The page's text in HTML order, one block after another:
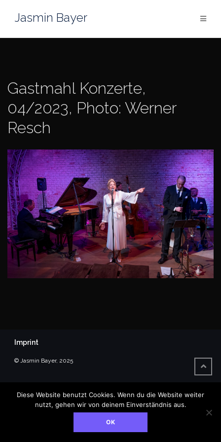
Jasmin Bayer
Gastmahl Konzerte,
04/2023, Photo: Werner
Resch
Imprint
© Jasmin Bayer, 2025
Diese Website benutzt Cookies. Wenn du die Website weiter
nutzt, gehen wir von deinem Einverständnis aus.
OK